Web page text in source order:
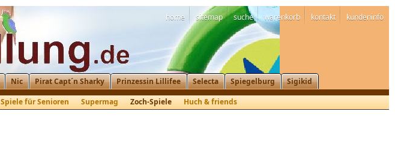
home sitemap suche warenkorb kontakt kundeninfo
Nic Pirat Capt´n Sharky Prinzessin Lillifee Selecta Spiegelburg
Sigikid
Spiele für Senioren Supermag Zoch-Spiele Huch & friends